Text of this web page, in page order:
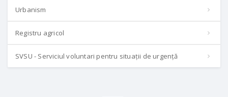
Urbanism
Registru agricol
SVSU - Serviciul voluntari pentru situații de urgență